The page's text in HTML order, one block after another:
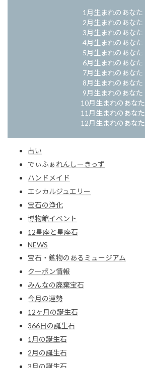
1月生まれのあなた
2月生まれのあなた
3月生まれのあなた
4月生まれのあなた
5月生まれのあなた
6月生まれのあなた
7月生まれのあなた
8月生まれのあなた
9月生まれのあなた
10月生まれのあなた
11月生まれのあなた
12月生まれのあなた
占い
でぃふぁれんしーきっず
ハンドメイド
エシカルジュエリー
宝石の浄化
博物館イベント
12星座と星座石
NEWS
宝石・鉱物のあるミュージアム
クーポン情報
みんなの廃棄宝石
今月の運勢
12ヶ月の誕生石
366日の誕生石
1月の誕生石
2月の誕生石
3月の誕生石